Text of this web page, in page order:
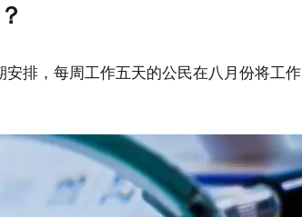
安排，每周工作五天的公民在八月份将工作